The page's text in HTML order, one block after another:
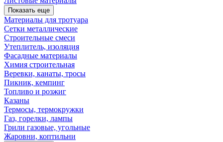
Показать еще
Материалы для тротуара
Сетки металлические
Строительные смеси
Утеплитель, изоляция
Фасадные материалы
Химия строительная
Веревки, канаты, тросы
Пикник, кемпинг
Топливо и розжиг
Казаны
Термосы, термокружки
Газ, горелки, лампы
Грили газовые, угольные
Жаровни, коптильни